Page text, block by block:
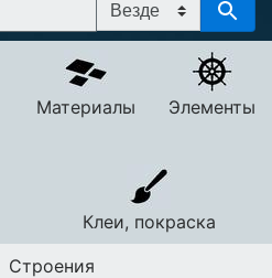
Материалы Элементы
Клеи, покраска
Строения